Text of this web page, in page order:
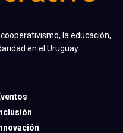
la educación,
en el Uruguay.